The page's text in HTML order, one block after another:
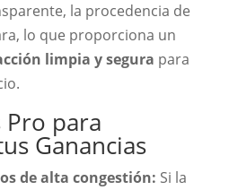
la procedencia de
lo que proporciona un
limpia y segura para
Pro para
Ganancias
de alta congestión: Si la